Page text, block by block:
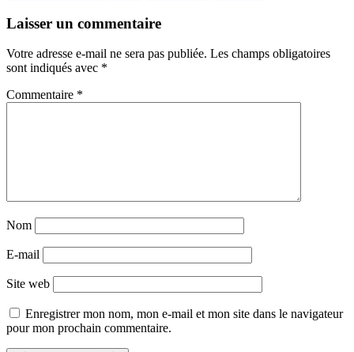
Laisser un commentaire
Votre adresse e-mail ne sera pas publiée. Les champs obligatoires
sont indiqués avec *
Commentaire *
Nom
E-mail
Site web
Enregistrer mon nom, mon e-mail et mon site dans le navigateur
pour mon prochain commentaire.